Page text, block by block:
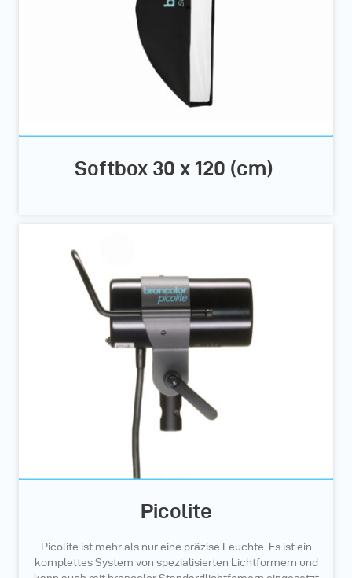
Softbox 30 x 120 (cm)
Picolite
Picolite ist mehr als nur eine präzise Leuchte. Es ist ein
komplettes System von spezialisierten Lichtformern und